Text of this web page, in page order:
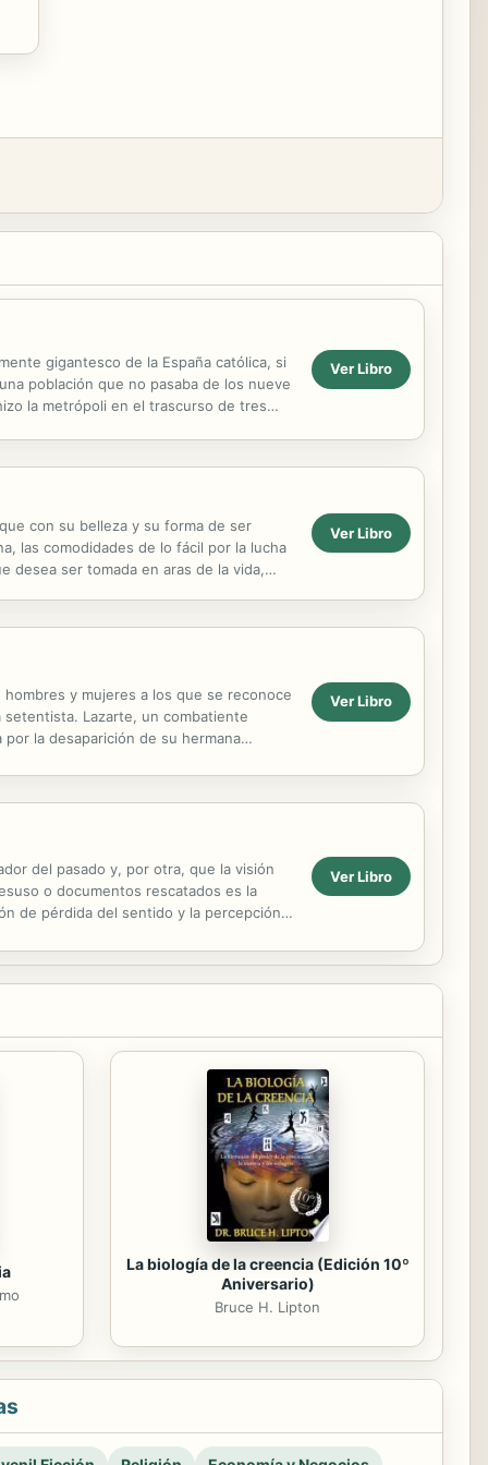
gigantesco de la España católica, si
población que no pasaba de los nueve
la metrópoli en el trascurso de tres
Ver Libro
con su belleza y su forma de ser
las comodidades de lo fácil por la lucha
desea ser tomada en aras de la vida,
Ver Libro
y mujeres a los que se reconoce
setentista. Lazarte, un combatiente
la desaparición de su hermana
Ver Libro
del pasado y, por otra, que la visión
o documentos rescatados es la
de pérdida del sentido y la percepción
Ver Libro
La biología de la creencia (Edición 10º
Aniversario)
Bruce H. Lipton